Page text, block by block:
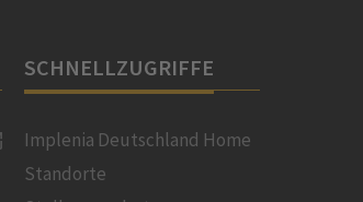
SCHNELLZUGRIFFE
Implenia Deutschland Home
Standorte